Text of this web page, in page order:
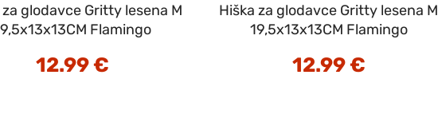
za glodavce Gritty lesena M
Flamingo
12.99€
Hiška za glodavce Gritty lesena M
19,5x13x13CM Flamingo
12.99€